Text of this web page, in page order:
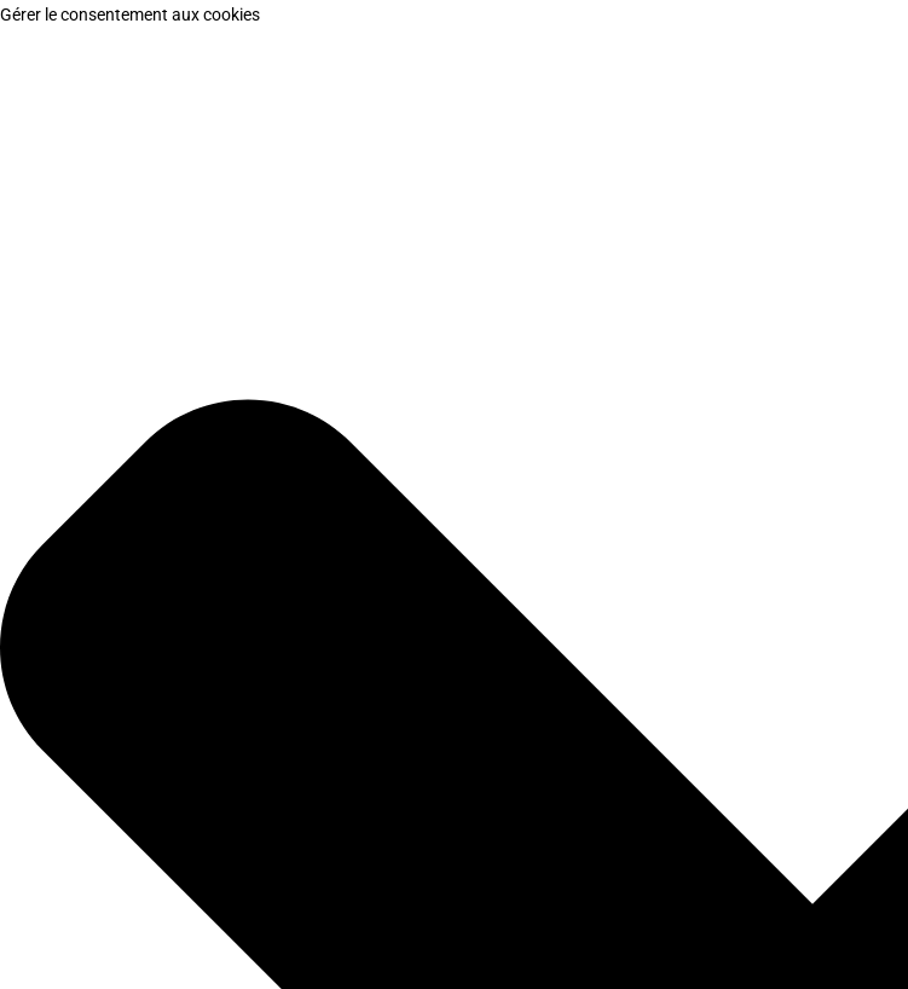
Gérer le consentement aux cookies